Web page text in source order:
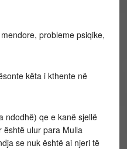
probleme psiqike,
këta i kthente në
ndodhë) qe e kanë sjellë
është ulur para Mulla
se nuk është ai njeri të